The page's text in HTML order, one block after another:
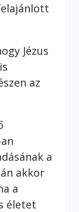
Jézus
az
a
akkor
a
életet